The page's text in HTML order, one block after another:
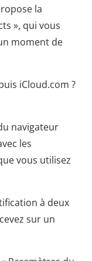
la
», qui vous
moment de
iCloud.com ?
navigateur
les
vous utilisez
à deux
sur un